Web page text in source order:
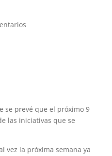
se prevé que el próximo 9
las iniciativas que se
vez la próxima semana ya